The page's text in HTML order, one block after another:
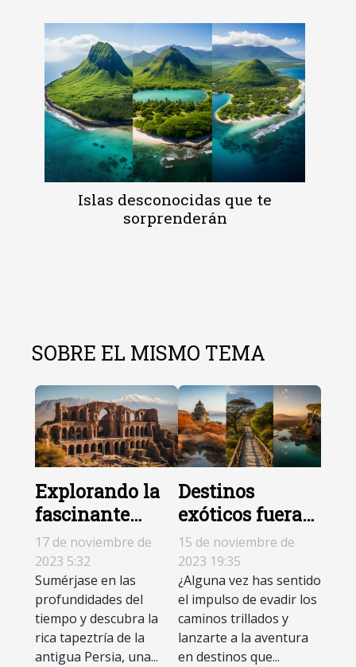
Islas desconocidas que te
sorprenderán
SOBRE EL MISMO TEMA
Explorando la
fascinante
historia de la
antigua Persia
en Irán
17 de noviembre de
2023 5:32
Sumérjase en las
profundidades del
tiempo y descubra la
rica tapeztría de la
antigua Persia, una...
Destinos
exóticos fuera
de lo común
15 de noviembre de
2023 19:35
¿Alguna vez has sentido
el impulso de evadir los
caminos trillados y
lanzarte a la aventura
en destinos que...